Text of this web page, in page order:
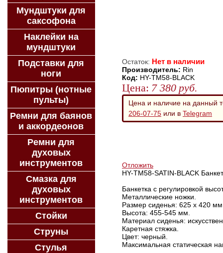
Остаток: Нет в наличии
Производитель: Rin
Код: HY-TM58-BLACK
Цена: 7 380 руб.
Цена и наличие на данный
206-07-75 или в Telegram
Отложить
HY-TM58-SATIN-BLACK
Банкетка с регулировкой
Металлические ножки.
Размер сиденья: 625 х 420
Высота: 455-545 мм.
Материал сиденья:
Каретная стяжка.
Цвет: черный.
Максимальная статическая
Мундштуки для
саксофона
Наклейки на
мундштуки
Подставки для
ноги
Пюпитры (нотные
пульты)
Ремни для баянов
и аккордеонов
Ремни для
духовых
инструментов
Смазка для
духовых
инструментов
Стойки
Струны
Стулья